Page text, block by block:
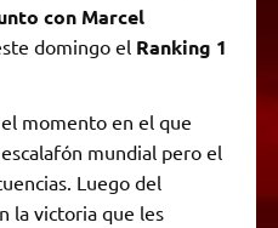
con Marcel
domingo el Ranking 1
momento en el que
mundial pero el
Luego del
la victoria que les